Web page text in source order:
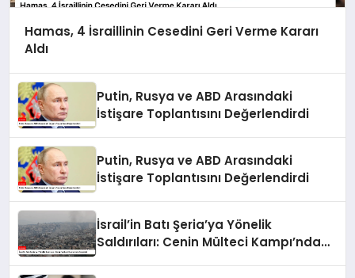
Hamas, 4 İsraillinin Cesedini Geri Verme Kararı
Aldı
Putin, Rusya ve ABD Arasındaki
İstişare Toplantısını Değerlendirdi
Putin, Rusya ve ABD Arasındaki
İstişare Toplantısını Değerlendirdi
İsrail’in Batı Şeria’ya Yönelik
Saldırıları: Cenin Mülteci Kampı’nda